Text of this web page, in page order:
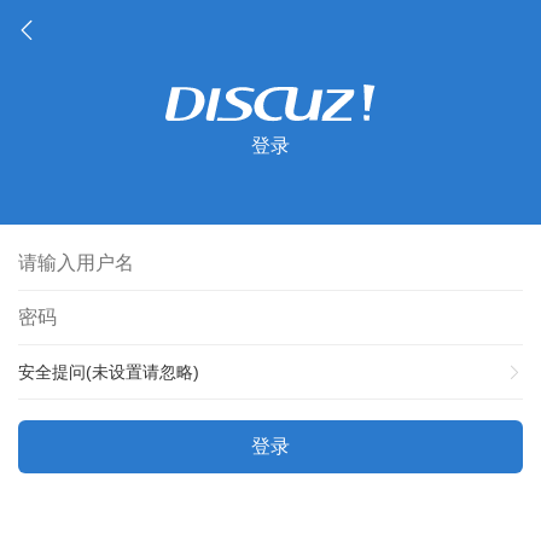
登录
安全提问(未设置请忽略)
登录